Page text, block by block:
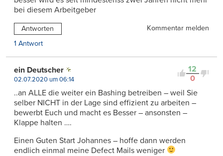
bei diesem Arbeitgeber
Antworten
Kommentar melden
1 Antwort
12
0
ein Deutscher
02.07.2020 um 06:14
..an ALLE die weiter ein Bashing betreiben – weil Sie
selber NICHT in der Lage sind effizient zu arbeiten –
bewerbt Euch und macht es Besser – ansonsten –
Klappe halten ….
Einen Guten Start Johannes – hoffe dann werden
endlich einmal meine Defect Mails weniger